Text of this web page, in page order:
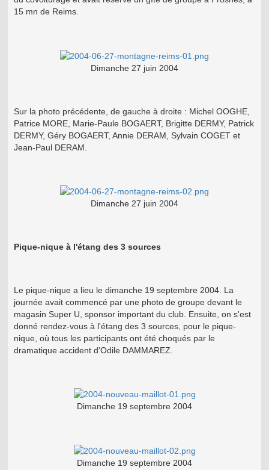
15 mn de Reims.
Dimanche 27 juin 2004
Sur la photo précédente, de gauche à droite : Michel OOGHE,
Patrice MORE, Marie-Paule BOGAERT, Brigitte DERMY, Patrick
DERMY, Géry BOGAERT, Annie DERAM, Sylvain COGET et
Jean-Paul DERAM.
Dimanche 27 juin 2004
Pique-nique à l'étang des 3 sources
Le pique-nique a lieu le dimanche 19 septembre 2004. La
journée avait commencé par une photo de groupe devant le
magasin Super U, sponsor important du club. Ensuite, on s'est
donné rendez-vous à l'étang des 3 sources, pour le pique-
nique, où tous les participants ont été choqués par le
dramatique accident d'Odile DAMMAREZ.
Dimanche 19 septembre 2004
Dimanche 19 septembre 2004